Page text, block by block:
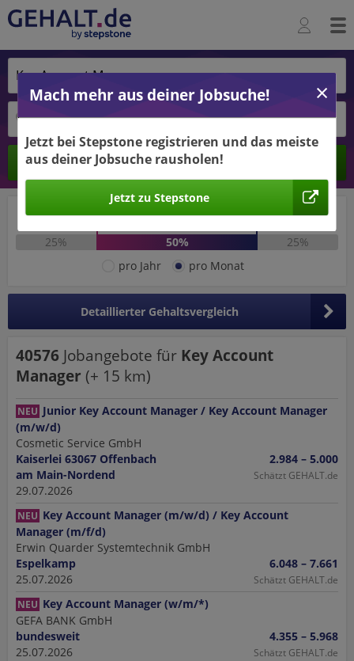
Ergebnisse verbessern -
Ort hinzufügen
Berechnen
3.883 € 6.957 €
25% 50%
25%
pro Jahr
pro Monat
Detaillierter Gehaltsvergleich
40576 Jobangebote für Key Account
Manager (+ 15 km)
NEU Junior Key Account Manager / Key Account Manager
(m/w/d)
Cosmetic Service GmbH
Kaiserlei 63067 Offenbach
am Main-Nordend
29.07.2026
2.984 – 5.000
Schätzt GEHALT.de
NEU Key Account Manager (m/w/d) / Key Account
Manager (m/f/d)
Erwin Quarder Systemtechnik GmbH
Espelkamp
25.07.2026
6.048 – 7.661
Schätzt GEHALT.de
NEU Key Account Manager (w/m/*)
GEFA BANK GmbH
bundesweit
25.07.2026
4.355 – 5.968
Schätzt GEHALT.de
Mach mehr aus deiner Jobsuche!
Jetzt bei Stepstone registrieren und das meiste
aus deiner Jobsuche rausholen!
Jetzt zu Stepstone